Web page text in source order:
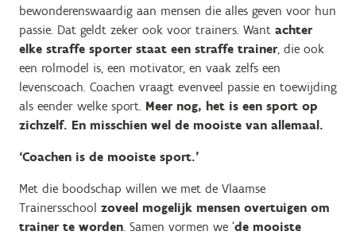
bewonderenswaardig aan mensen die alles geven voor hun
passie. Dat geldt zeker ook voor trainers. Want achter
elke straffe sporter staat een straffe trainer, die ook
een rolmodel is, een motivator, en vaak zelfs een
levenscoach. Coachen vraagt evenveel passie en toewijding
als eender welke sport. Meer nog, het is een sport op
zichzelf. En misschien wel de mooiste van allemaal.
‘Coachen is de mooiste sport.’
Met die boodschap willen we met de Vlaamse
Trainersschool zoveel mogelijk mensen overtuigen om
trainer te worden. Samen vormen we ‘de mooiste